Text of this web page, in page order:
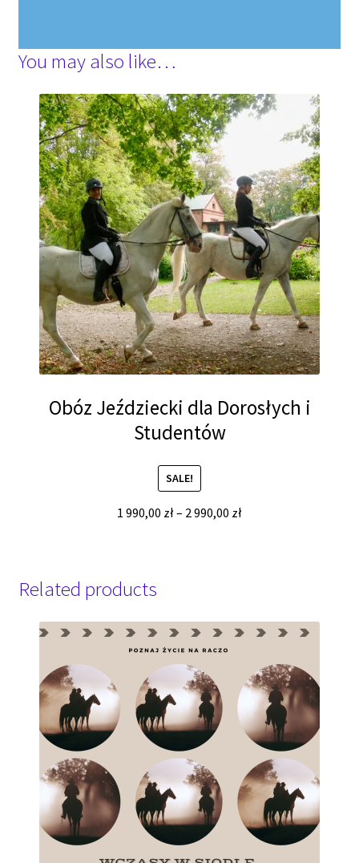
You may also like…
Obóz Jeździecki dla Dorosłych i
Studentów
SALE!
1 990,00 zł– 2 990,00 zł
Related products